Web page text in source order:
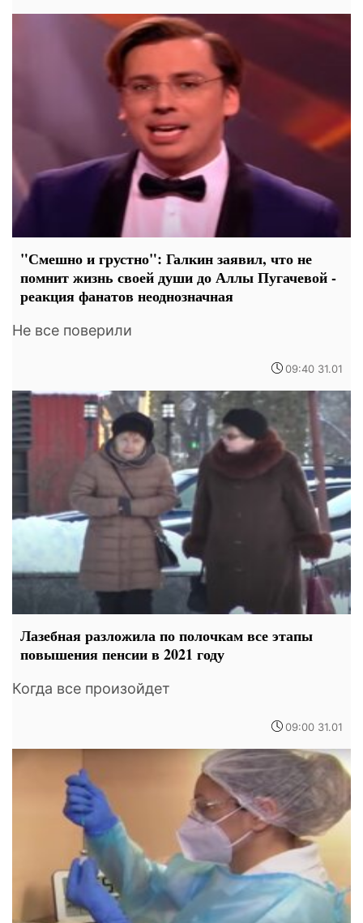
"Смешно и грустно": Галкин заявил, что не
помнит жизнь своей души до Аллы Пугачевой -
реакция фанатов неоднозначная
Не все поверили
09:40 31.01
Лазебная разложила по полочкам все этапы
повышения пенсии в 2021 году
Когда все произойдет
09:00 31.01